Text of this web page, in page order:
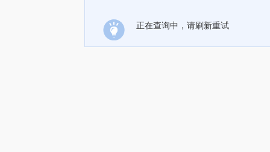
正在查询中，请刷新重试